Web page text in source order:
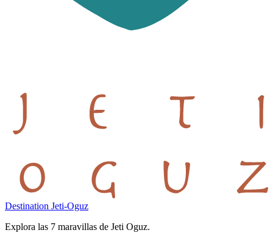
Destination Jeti-Oguz
Explora las 7 maravillas de Jeti Oguz.